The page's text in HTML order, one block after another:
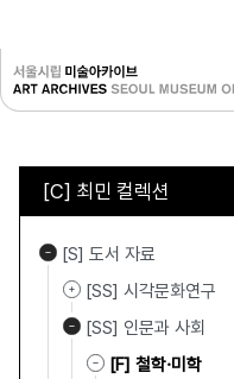
[C] 최민 컬렉션
[S] 도서 자료
[SS] 시각문화연구
[SS] 인문과 사회
[F] 철학·미학